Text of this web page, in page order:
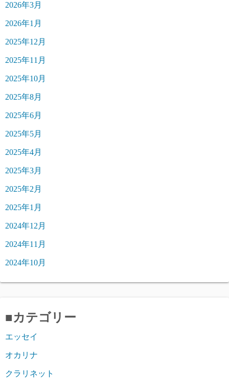
ー
2026年3月
2026年1月
2025年12月
2025年11月
2025年10月
2025年8月
2025年6月
2025年5月
2025年4月
2025年3月
2025年2月
2025年1月
2024年12月
2024年11月
2024年10月
■カテゴリー
エッセイ
オカリナ
クラリネット